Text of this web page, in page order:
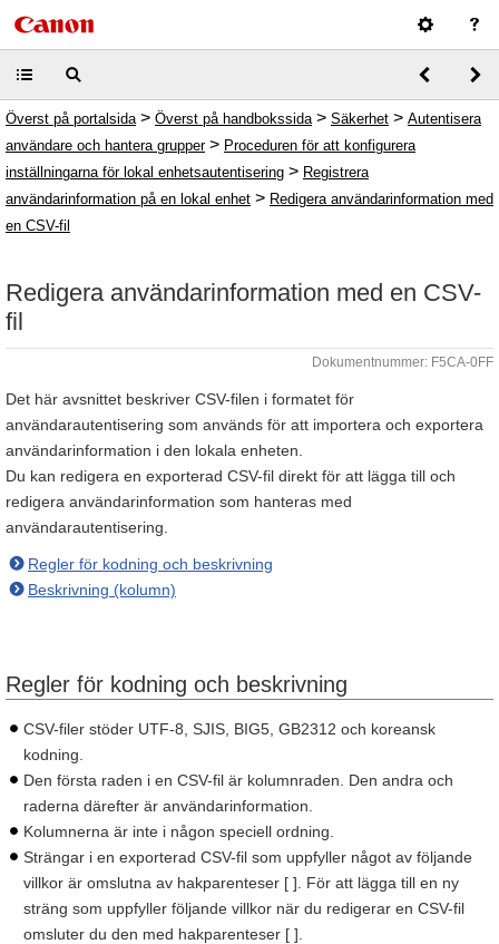
Överst på portalsida > Överst på handbokssida > Säkerhet > Autentisera
användare och hantera grupper> Proceduren för att konfigurera
inställningarna för lokal enhetsautentisering > Registrera
användarinformation på en lokal enhet > Redigera användarinformation med
en CSV-fil
Redigera användarinformation med en CSV-
fil
Dokumentnummer: F5CA-0FF
Det här avsnittet beskriver CSV-filen i formatet för
användarautentisering som används för att importera och exportera
användarinformation i den lokala enheten.
Du kan redigera en exporterad CSV-fil direkt för att lägga till och
redigera användarinformation som hanteras med
användarautentisering.
Regler för kodning och beskrivning
Beskrivning (kolumn)
Regler för kodning och beskrivning
CSV-filer stöder UTF-8, SJIS, BIG5, GB2312 och koreansk
kodning.
Den första raden i en CSV-fil är kolumnraden. Den andra och
raderna därefter är användarinformation.
Kolumnerna är inte i någon speciell ordning.
Strängar i en exporterad CSV-fil som uppfyller något av följande
villkor är omslutna av hakparenteser [ ]. För att lägga till en ny
sträng som uppfyller följande villkor när du redigerar en CSV-fil
omsluter du den med hakparenteser [ ].